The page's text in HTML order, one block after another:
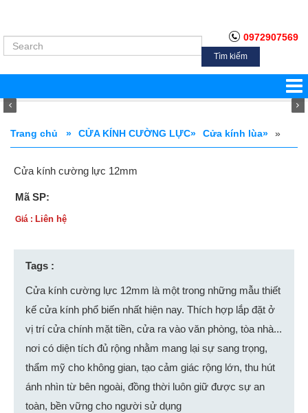
0972907569
Tìm kiếm
Trang chủ » »
CỬA KÍNH CƯỜNG LỰC» Cửa kính lùa»
Cửa kính cường lực 12mm
Mã SP:
Giá : Liên hệ
Tags :
Cửa kính cường lực 12mm là một trong những mẫu thiết
kế cửa kính phổ biến nhất hiện nay. Thích hợp lắp đặt ở
vị trí cửa chính mặt tiền, cửa ra vào văn phòng, tòa nhà...
nơi có diện tích đủ rộng nhằm mang lại sự sang trọng,
thẩm mỹ cho không gian, tạo cảm giác rộng lớn, thu hút
ánh nhìn từ bên ngoài, đồng thời luôn giữ được sự an
toàn, bền vững cho người sử dụng